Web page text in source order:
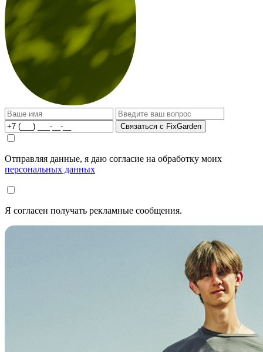
Связаться с FixGarden
Отправляя данные, я даю согласие на обработку моих
персональных данных
Я согласен получать рекламные сообщения.